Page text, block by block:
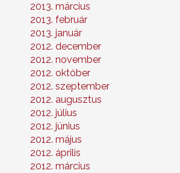
2013. március
2013. február
2013. január
2012. december
2012. november
2012. október
2012. szeptember
2012. augusztus
2012. július
2012. június
2012. május
2012. április
2012. március